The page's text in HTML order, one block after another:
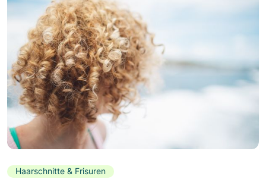
Haarschnitte & Frisuren